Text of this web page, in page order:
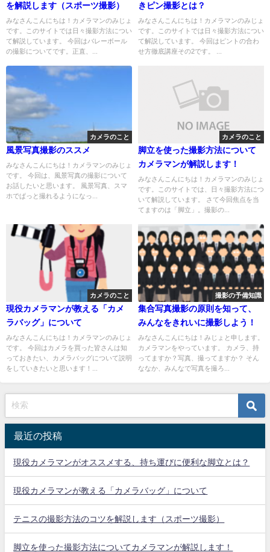
を解説します（スポーツ撮影）
みなさんこんにちは！カメラマンのみじょ
です。このサイトでは日々撮影方法につい
て解説しています。 今回はバレーボール
の撮影についてです。正直、...
きピン撮影とは？
みなさんこんにちは！カメラマンのみじょ
です。このサイトでは日々撮影方法につい
て解説しています。 今回はピントの合わ
せ方徹底講座その2です。 ...
カメラのこと
風景写真撮影のススメ
みなさんこんにちは！カメラマンのみじょ
です。 今回は、風景写真の撮影について
お話したいと思います。 風景写真、スマ
ホでぱっと撮れるようになっ...
カメラのこと
脚立を使った撮影方法について
カメラマンが解説します！
みなさんこんにちは！カメラマンのみじょ
です。このサイトでは、日々撮影方法につ
いて解説しています。 さて今回焦点を当
てますのは「脚立」。撮影の...
カメラのこと
現役カメラマンが教える「カメ
ラバッグ」について
みなさんこんにちは！カメラマンのみじょ
です。 今回はカメラを買った皆さんは知
っておきたい、カメラバッグについて説明
をしていきたいと思います！...
撮影の予備知識
集合写真撮影の原則を知って、
みんなをきれいに撮影しよう！
みなさんこんにちは！みじょと申します。
カメラマンをやっています。 カメラ、持
ってますか？写真、撮ってますか？ そん
ななか、みんなで写真を撮ろ...
最近の投稿
現役カメラマンがオススメする、持ち運びに便利な脚立とは？
現役カメラマンが教える「カメラバッグ」について
テニスの撮影方法のコツを解説します（スポーツ撮影）
脚立を使った撮影方法についてカメラマンが解説します！